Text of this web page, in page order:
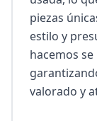
piezas
estilo y
hacemos
valorado y